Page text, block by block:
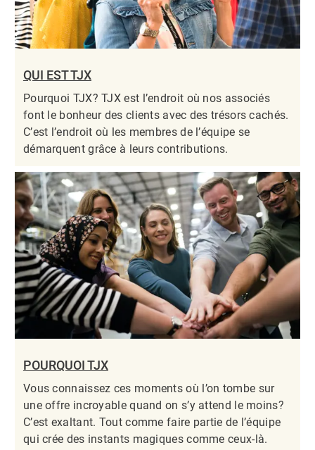
QUI EST TJX
Pourquoi TJX? TJX est l’endroit où nos associés
font le bonheur des clients avec des trésors cachés.
C’est l’endroit où les membres de l’équipe se
démarquent grâce à leurs contributions.​​​​​​​
POURQUOI TJX
Vous connaissez ces moments où l’on tombe sur
une offre incroyable quand on s’y attend le moins?
C’est exaltant. Tout comme faire partie de l’équipe
qui crée des instants magiques comme ceux-là.​​​​​​​